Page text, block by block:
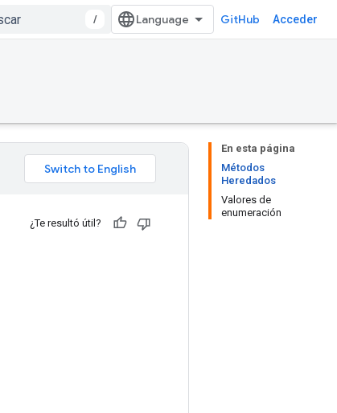
/ GitHub Acceder
En esta página
Métodos
Heredados
Valores de
enumeración
¿Te resultó útil?